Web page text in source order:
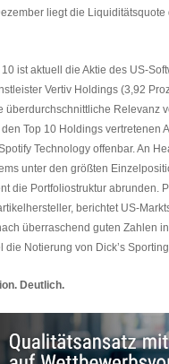
liegt die
ist aktuell die Aktie des US-
Vertiv Holdings (3,92
überdurchschnittliche Relevanz
Top 10 Holdings vertretenen
Technology offenbar. An
unter den größten
die Portfoliostruktur abrunden.
berichtet US-
überraschend guten Zahlen
Notierung von Dick’s
Deutlich.